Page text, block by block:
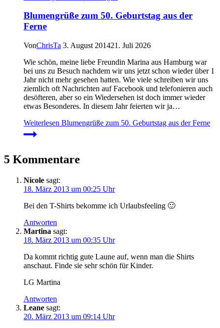
Blumengrüße zum 50. Geburtstag aus der
Ferne
VonChrisTa 3. August 201421. Juli 2026
Wie schön, meine liebe Freundin Marina aus Hamburg war
bei uns zu Besuch nachdem wir uns jetzt schon wieder über 1
Jahr nicht mehr gesehen hatten. Wie viele schreiben wir uns
ziemlich oft Nachrichten auf Facebook und telefonieren auch
desöfteren, aber so ein Wiedersehen ist doch immer wieder
etwas Besonderes. In diesem Jahr feierten wir ja…
Weiterlesen Blumengrüße zum 50. Geburtstag aus der Ferne
5 Kommentare
Nicole sagt:
18. März 2013 um 00:25 Uhr
Bei den T-Shirts bekomme ich Urlaubsfeeling 🙂
Antworten
Martina sagt:
18. März 2013 um 00:35 Uhr
Da kommt richtig gute Laune auf, wenn man die Shirts
anschaut. Finde sie sehr schön für Kinder.
LG Martina
Antworten
Leane sagt:
20. März 2013 um 09:14 Uhr